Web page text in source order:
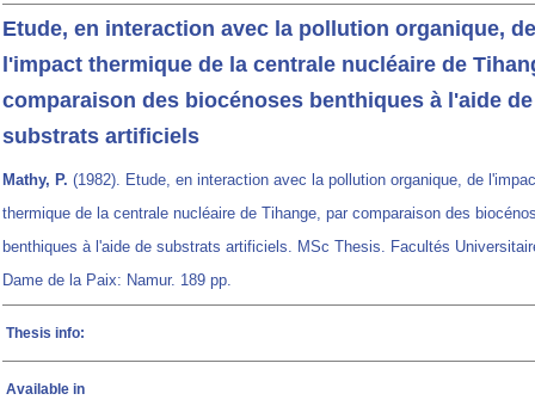
Etude, en interaction avec la pollution organique, de
l'impact thermique de la centrale nucléaire de
comparaison des biocénoses benthiques à l'aide de
substrats artificiels
Mathy, P. (1982). Etude, en interaction avec la pollution organique, de
thermique de la centrale nucléaire de Tihange, par comparaison des
benthiques à l'aide de substrats artificiels. MSc Thesis. Facultés
Dame de la Paix: Namur. 189 pp.
Thesis info:
Available in